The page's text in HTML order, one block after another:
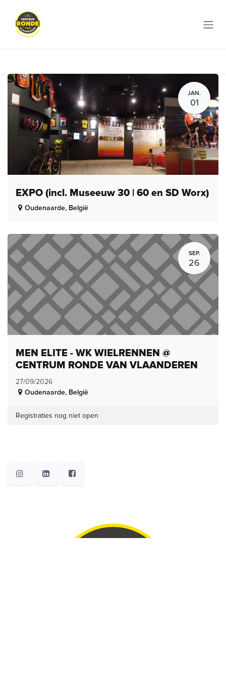
JAN.
01
EXPO (incl. Museeuw 30 | 60 en SD Worx)
Oudenaarde, België
SEP.
26
MEN ELITE - WK WIELRENNEN @
CENTRUM RONDE VAN VLAANDEREN
27/09/2026
Oudenaarde, België
Registraties nog niet open